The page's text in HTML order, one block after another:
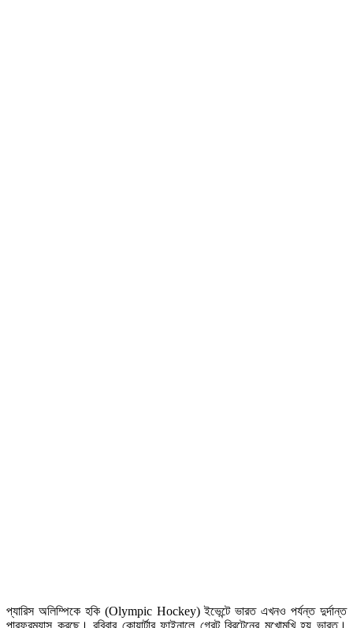
প্যারিস অলিম্পিকে হকি (Olympic Hockey) ইভেন্টে ভারত এখনও পর্যন্ত দুর্দান্ত
পারফরম্যান্স করছে। রবিবার কোয়ার্টার ফাইনালে গ্রেট ব্রিটেনের মুখোমুখি হয় ভারত।